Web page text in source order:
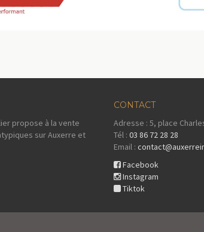
propose à la vente
sur Auxerre et
CONTACT
Adresse : 5, place
Tél : 03 86 72 28 28
Email :
Facebook
Instagram
Tiktok